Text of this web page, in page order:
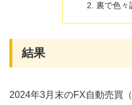
裏で色々
結果
2024年3月末のFX自動売買